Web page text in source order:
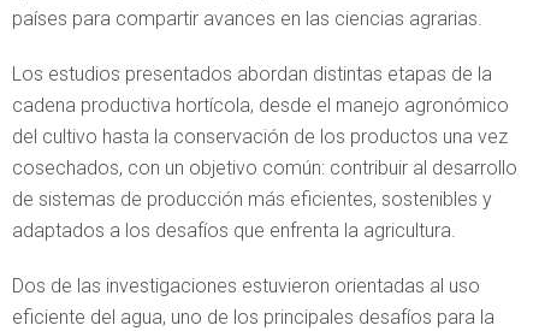
países para compartir avances en las ciencias agrarias.
Los estudios presentados abordan distintas etapas de la
cadena productiva hortícola, desde el manejo agronómico
del cultivo hasta la conservación de los productos una vez
cosechados, con un objetivo común: contribuir al desarrollo
de sistemas de producción más eficientes, sostenibles y
adaptados a los desafíos que enfrenta la agricultura.
Dos de las investigaciones estuvieron orientadas al uso
eficiente del agua, uno de los principales desafíos para la